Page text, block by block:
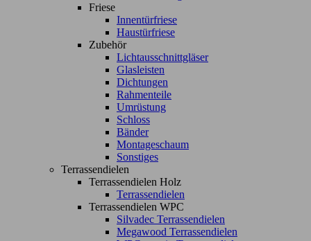
Friese
Innentürfriese
Haustürfriese
Zubehör
Lichtausschnittgläser
Glasleisten
Dichtungen
Rahmenteile
Umrüstung
Schloss
Bänder
Montageschaum
Sonstiges
Terrassendielen
Terrassendielen Holz
Terrassendielen
Terrassendielen WPC
Silvadec Terrassendielen
Megawood Terrassendielen